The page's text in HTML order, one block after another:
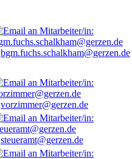
bgm.fuchs.schalkham@gerzen.de
vorzimmer@gerzen.de
steueramt@gerzen.de